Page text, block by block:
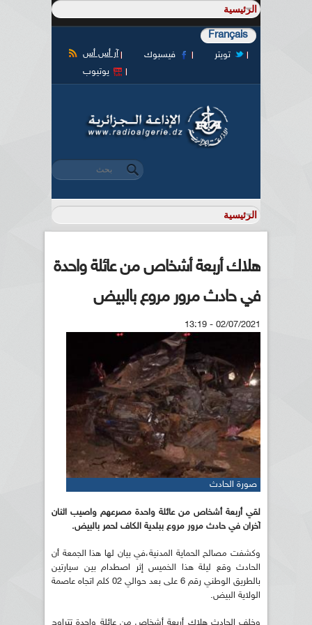
Français
آر أس أس فيسبوك
تويتر
يوتيوب
استمارة البحث
‏بحث ‏
هلاك أربعة أشخاص من عائلة واحدة
في حادث مرور مروع بالبيض
02/07/2021 - 13:19
صورة الحادث
لقي أربعة أشخاص من عائلة واحدة مصرعهم واصيب اثنان
آخران في حادث مرور مروع ببلدية الكاف لحمر بالبيض.
وكشفت مصالح الحماية المدنية،في بيان لها هذا الجمعة أن
الحادث وقع ليلة هذا الخميس إثر اصطدام بين سيارتين
بالطريق الوطني رقم 6 على بعد حوالي 02 كلم اتجاه عاصمة
الولاية البيض.
وخلف الحادث هلاك أربعة أشخاص من عائلة واحدة تتراوح